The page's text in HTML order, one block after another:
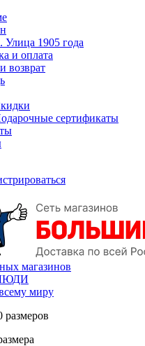
Улица 1905 года
и оплата
возврат
сертификаты
магазинов
миру
размеров